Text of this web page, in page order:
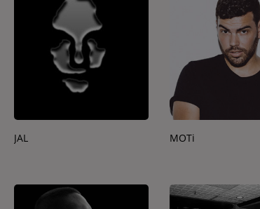
JAL MOTi